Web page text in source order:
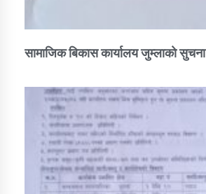
सामाजिक बिकास कार्यालय जुम्लाकाे सुचना